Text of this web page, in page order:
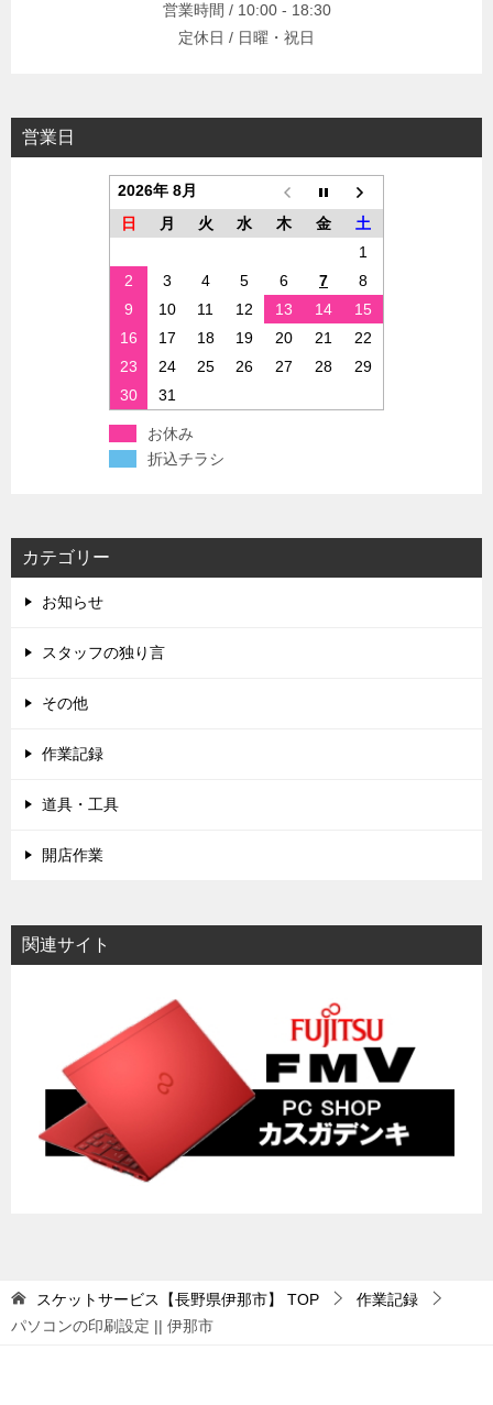
営業時間 / 10:00 - 18:30
定休日 / 日曜・祝日
営業日
2026年 8月
日
月 火 水 木 金
土
1
2
3 4 5 6 7
8
9
10 11 12 13 14
15
16
17 18 19 20 21
22
23
24 25 26 27 28
29
30
31
お休み
折込チラシ
カテゴリー
お知らせ
スタッフの独り言
その他
作業記録
道具・工具
開店作業
関連サイト
スケットサービス【長野県伊那市】 TOP
作業記録
パソコンの印刷設定 || 伊那市